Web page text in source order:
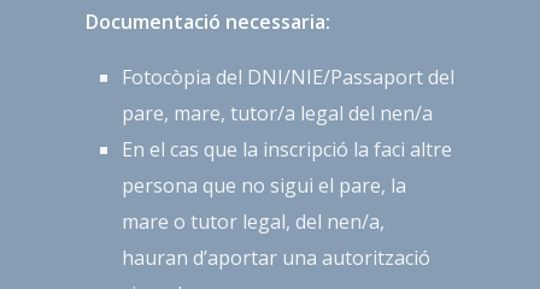
Documentació necessaria:
Fotocòpia del DNI/NIE/Passaport del
pare, mare, tutor/a legal del nen/a
En el cas que la inscripció la faci altre
persona que no sigui el pare, la
mare o tutor legal, del nen/a,
hauran d’aportar una autorització